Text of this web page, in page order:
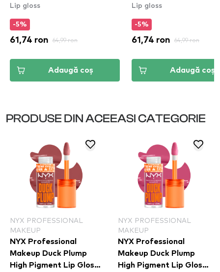
(DPLL10)
Lip gloss
-5%
61,74 ron 64,99 ron
Adaugă coș
(DPLL16)
Lip gloss
-5%
61,74 ron 64,99 ron
Adaugă coș
PRODUSE DIN ACEEASI CATEGORIE
NYX PROFESSIONAL
MAKEUP
NYX Professional
Makeup Duck Plump
High Pigment Lip Gloss
NYX PROFESSIONAL
MAKEUP
NYX Professional
Makeup Duck Plump
High Pigment Lip Gloss